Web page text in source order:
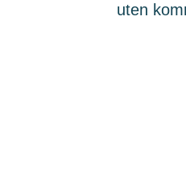
uten